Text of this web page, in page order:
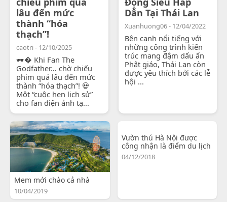
lâu đến mức
thành “hóa
thạch”!
caotri - 12/10/2025
🕶� Khi Fan The
Godfather… chờ chiếu
phim quá lâu đến mức
thành “hóa thạch”! 💀
Một “cuộc hẹn lịch sử”
cho fan điện ảnh tạ...
Dẫn Tại Thái Lan
Xuanhuong06 - 12/04/2022
Bên cạnh nổi tiếng với
những công trình kiến
trúc mang đậm dấu ấn
Phật giáo, Thái Lan còn
được yêu thích bởi các lễ
hội ...
Mem mới chào cả nhà
10/04/2019
Vườn thú Hà Nội được
công nhận là điểm du lịch
04/12/2018